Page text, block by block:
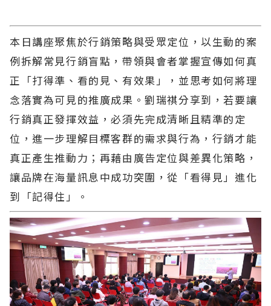
本日講座聚焦於行銷策略與受眾定位，以生動的案
例拆解常見行銷盲點，帶領與會者掌握宣傳如何真
正「打得準、看的見、有效果」，並思考如何將理
念落實為可見的推廣成果。劉瑞祺分享到，若要讓
行銷真正發揮效益，必須先完成清晰且精準的定
位，進一步理解目標客群的需求與行為，行銷才能
真正產生推動力；再藉由廣告定位與差異化策略，
讓品牌在海量訊息中成功突圍，從「看得見」進化
到「記得住」。